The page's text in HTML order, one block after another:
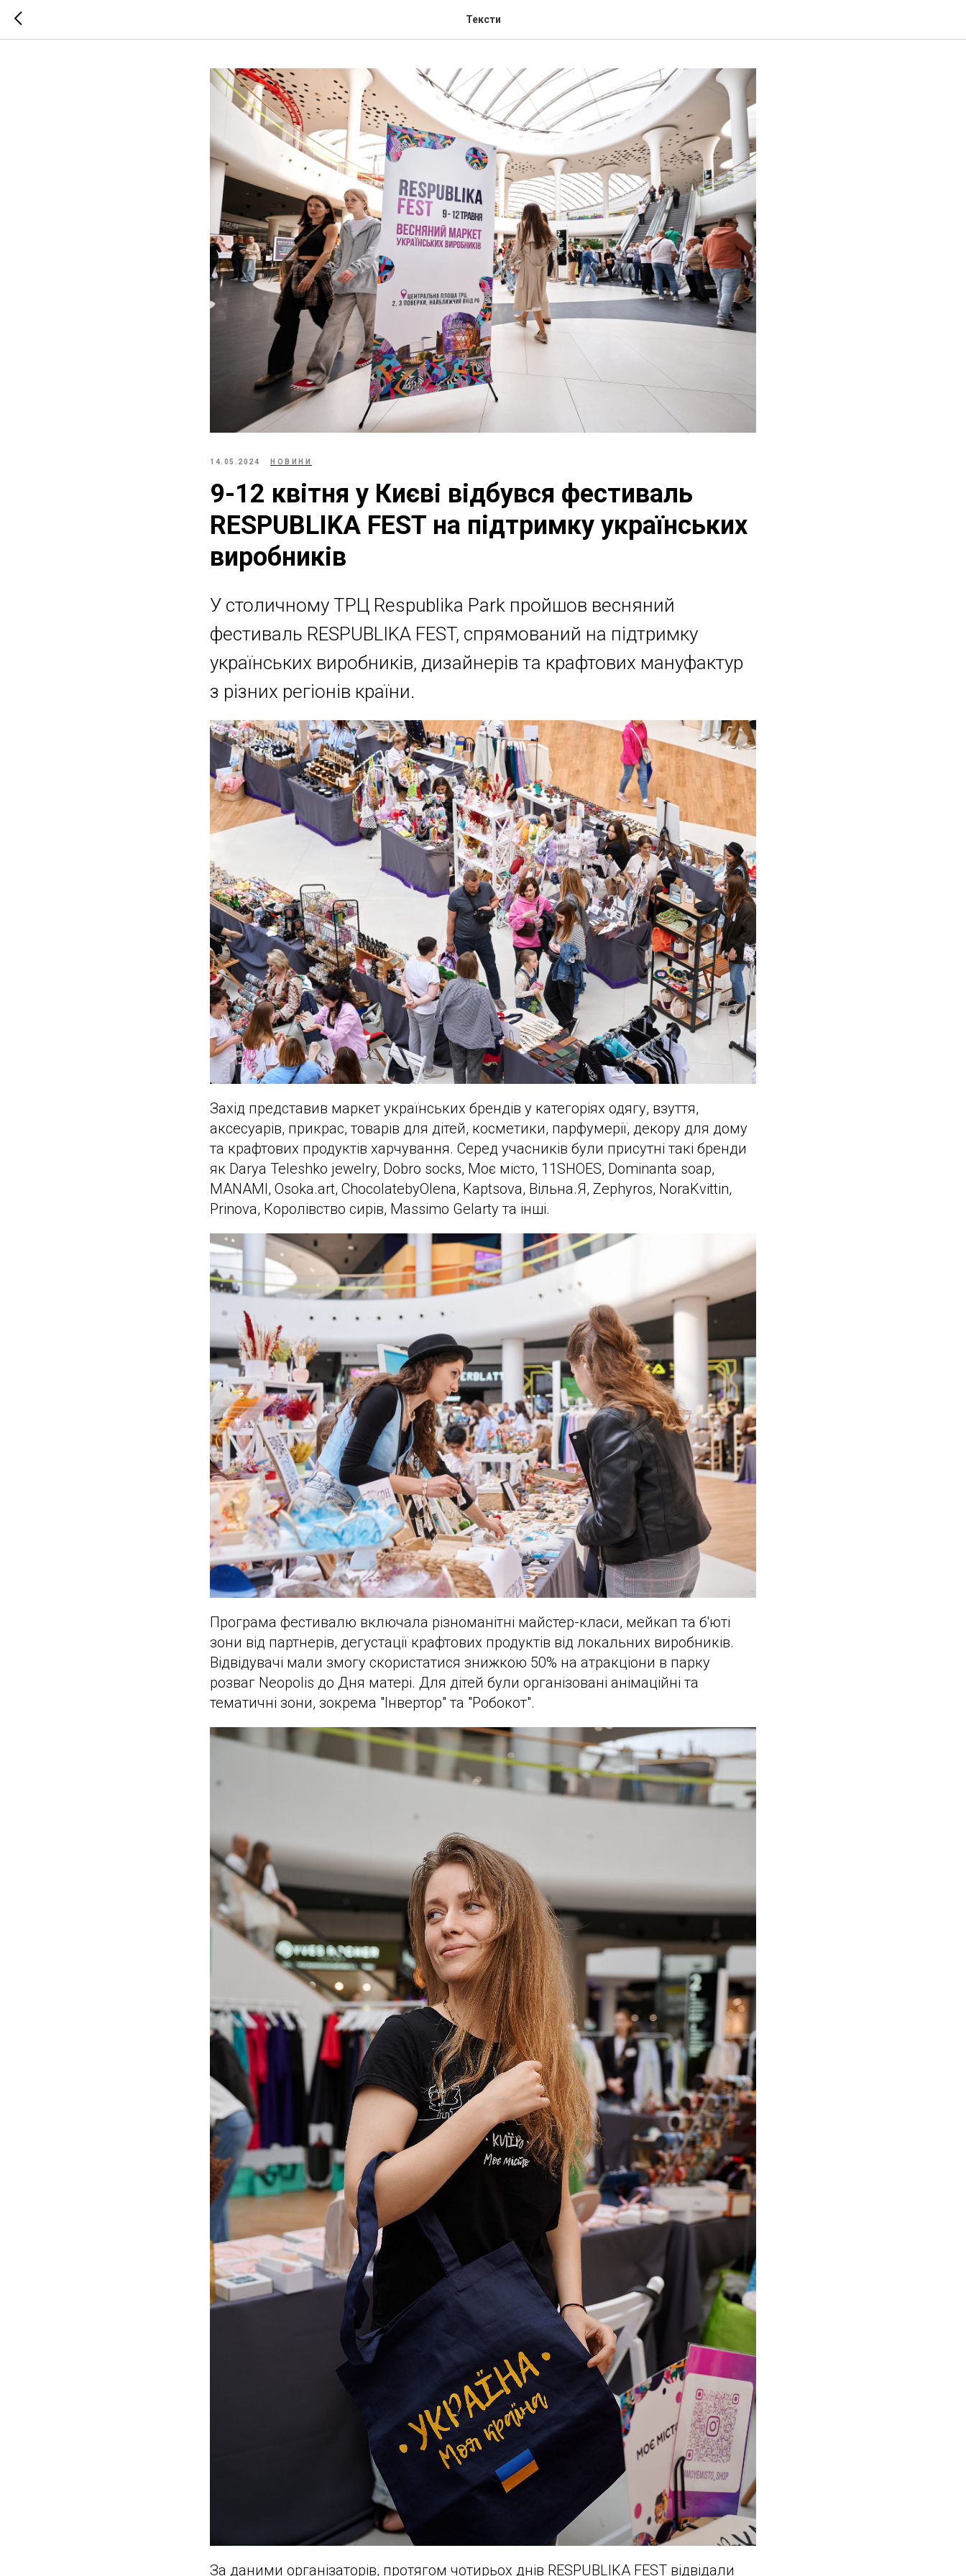
Тексти
14.05.2024 НОВИНИ
9-12 квітня у Києві відбувся фестиваль
RESPUBLIKA FEST на підтримку українських
виробників
У столичному ТРЦ Respublika Park пройшов весняний
фестиваль RESPUBLIKA FEST, спрямований на підтримку
українських виробників, дизайнерів та крафтових мануфактур
з різних регіонів країни.
Захід представив маркет українських брендів у категоріях одягу, взуття,
аксесуарів, прикрас, товарів для дітей, косметики, парфумерії, декору для дому
та крафтових продуктів харчування. Серед учасників були присутні такі бренди
як Darya Teleshko jewelry, Dobro socks, Моє місто, 11SHOES, Dominanta soap,
MANAMI, Osoka.art, ChocolatebyOlena, Kaptsova, Вільна.Я, Zephyros, NoraKvittin,
Prinova, Королівство сирів, Massimo Gelarty та інші.
Програма фестивалю включала різноманітні майстер-класи, мейкап та б'юті
зони від партнерів, дегустації крафтових продуктів від локальних виробників.
Відвідувачі мали змогу скористатися знижкою 50% на атракціони в парку
розваг Neopolis до Дня матері. Для дітей були організовані анімаційні та
тематичні зони, зокрема "Інвертор" та "Робокот".
За даними організаторів, протягом чотирьох днів RESPUBLIKA FEST відвідали